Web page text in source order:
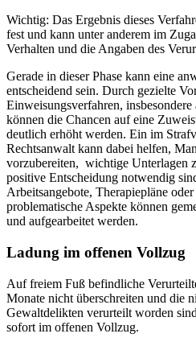
Wichtig: Das Ergebnis dieses
fest und kann unter anderem im
Verhalten und die Angaben des
Gerade in dieser Phase kann eine
entscheidend sein. Durch gezielte
Einweisungsverfahren, insbesondere
können die Chancen auf eine
deutlich erhöht werden. Ein im
Rechtsanwalt kann dabei helfen,
vorzubereiten, wichtige Unterlagen
positive Entscheidung notwendig
Arbeitsangebote, Therapiepläne
problematische Aspekte können
und aufgearbeitet werden.
Ladung im offenen Vollzug
Auf freiem Fuß befindliche
Monate nicht überschreiten und die
Gewaltdelikten verurteilt worden
sofort im offenen Vollzug.